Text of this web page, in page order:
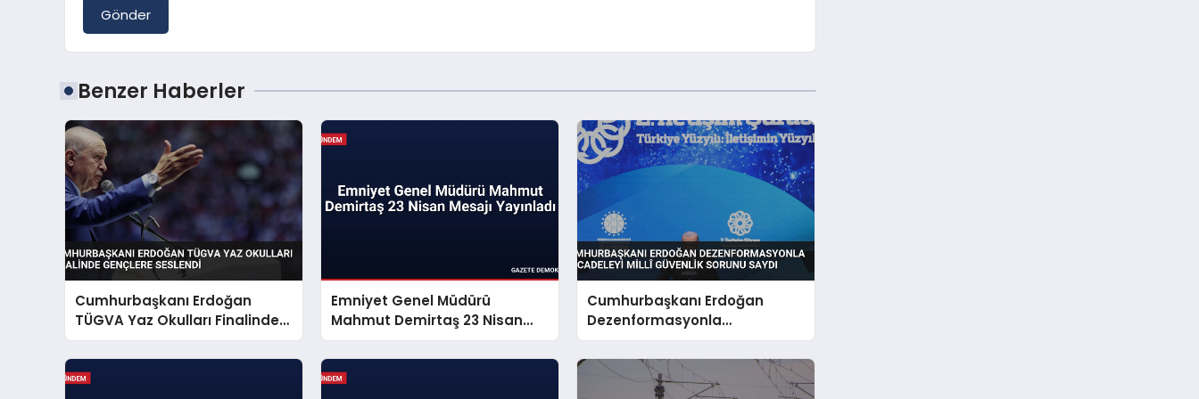
Gönder
Benzer Haberler
Cumhurbaşkanı Erdoğan
TÜGVA Yaz Okulları Finalinde
Gençlere Seslendi
Emniyet Genel Müdürü
Mahmut Demirtaş 23 Nisan
Mesajı Yayınladı
Cumhurbaşkanı Erdoğan
Dezenformasyonla
Mücadeleyi Millî Güvenlik
Sorunu Saydı